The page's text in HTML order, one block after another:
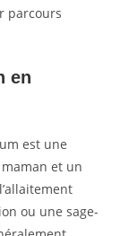
parcours
en
est une
et un
ou une sage-